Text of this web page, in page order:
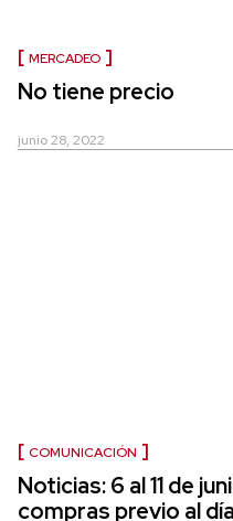
MERCADEO
No tiene precio
junio 28, 2022
COMUNICACIÓN
Noticias: 6 al 11 de
compras previo al